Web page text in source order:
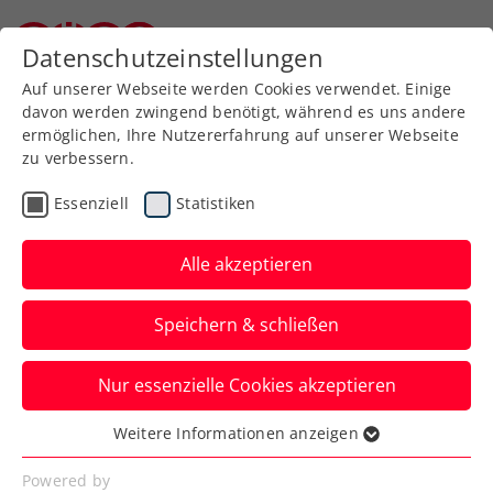
Zurück zur Newsübersicht
Rollstuhltennis
US Open: Taucher
zweimal im Halbfinale
Rollstuhltennisspieler Maximilian Taucher
erreicht als jüngster Teilnehmer bei den
US Open im Einzel und Doppel das
Halbfinale!
Verfasst von: Stefan Schuh, 12.09.2023
Datenschutzeinstellungen
Auf unserer Webseite werden Cookies verwendet. Einige
davon werden zwingend benötigt, während es uns andere
ermöglichen, Ihre Nutzererfahrung auf unserer Webseite
zu verbessern.
Essenziell Statistiken
Alle akzeptieren
Speichern & schließen
Nur essenzielle Cookies akzeptieren
Essenziell
Essenzielle Cookies werden für grundlegende
Weitere Informationen anzeigen
Powered by